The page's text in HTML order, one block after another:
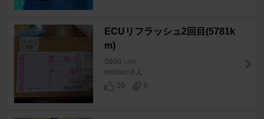
ECUリフラッシュ2回目(5781k
m)
S660 [JW]
rebitaroさん
20
0